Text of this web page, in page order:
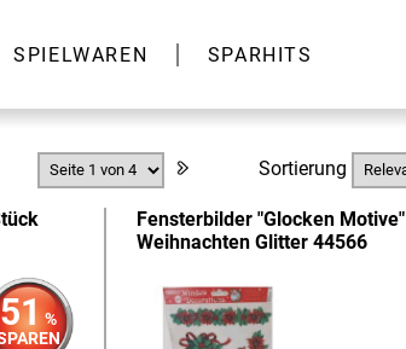
SPIELWAREN SPARHITS
Sortierung
51 %
Fensterbilder "Glocken Motive"
Weihnachten Glitter 44566